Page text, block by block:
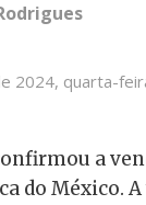
2024, quarta-
a
do México.